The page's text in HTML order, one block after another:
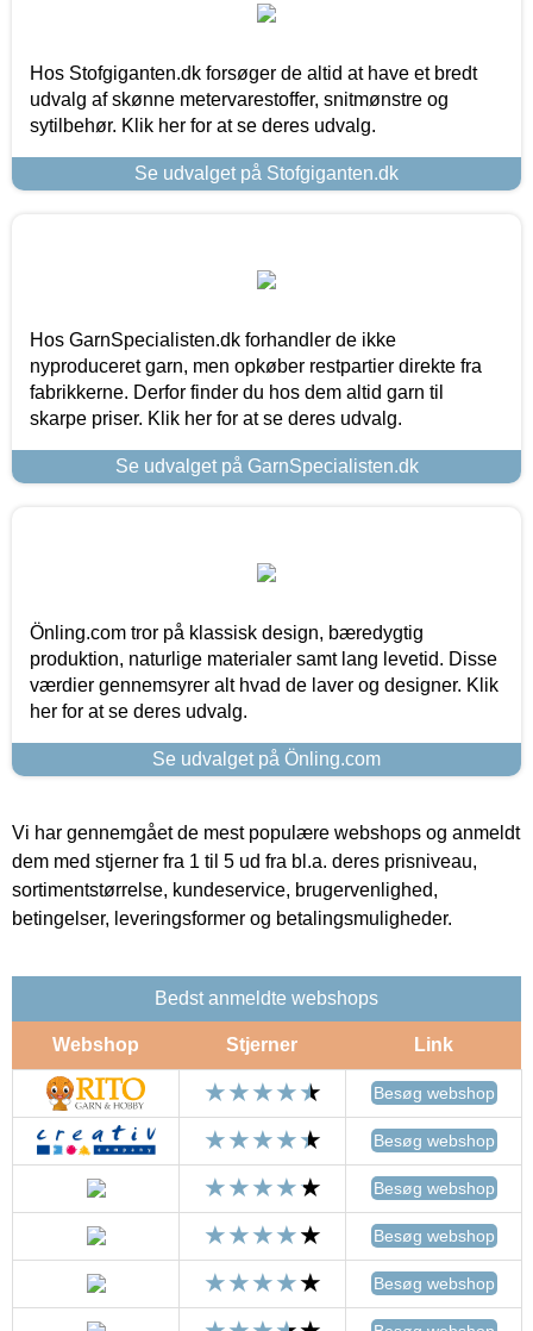
Hos Stofgiganten.dk forsøger de altid at have et bredt
udvalg af skønne metervarestoffer, snitmønstre og
sytilbehør. Klik her for at se deres udvalg.
Se udvalget på Stofgiganten.dk
Hos GarnSpecialisten.dk forhandler de ikke
nyproduceret garn, men opkøber restpartier direkte fra
fabrikkerne. Derfor finder du hos dem altid garn til
skarpe priser. Klik her for at se deres udvalg.
Se udvalget på GarnSpecialisten.dk
Önling.com tror på klassisk design, bæredygtig
produktion, naturlige materialer samt lang levetid. Disse
værdier gennemsyrer alt hvad de laver og designer. Klik
her for at se deres udvalg.
Se udvalget på Önling.com
Vi har gennemgået de mest populære webshops og anmeldt
dem med stjerner fra 1 til 5 ud fra bl.a. deres prisniveau,
sortimentstørrelse, kundeservice, brugervenlighed,
betingelser, leveringsformer og betalingsmuligheder.
Bedst anmeldte webshops
Webshop Stjerner Link
Besøg webshop
Besøg webshop
Besøg webshop
Besøg webshop
Besøg webshop